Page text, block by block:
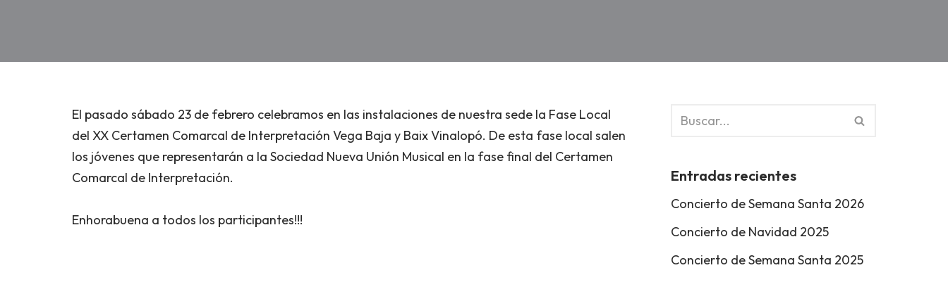
El pasado sábado 23 de febrero celebramos en las instalaciones de nuestra sede la Fase Local
del XX Certamen Comarcal de Interpretación Vega Baja y Baix Vinalopó. De esta fase local salen
los jóvenes que representarán a la Sociedad Nueva Unión Musical en la fase final del Certamen
Comarcal de Interpretación.
Enhorabuena a todos los participantes!!!
Entradas recientes
Concierto de Semana Santa 2026
Concierto de Navidad 2025
Concierto de Semana Santa 2025